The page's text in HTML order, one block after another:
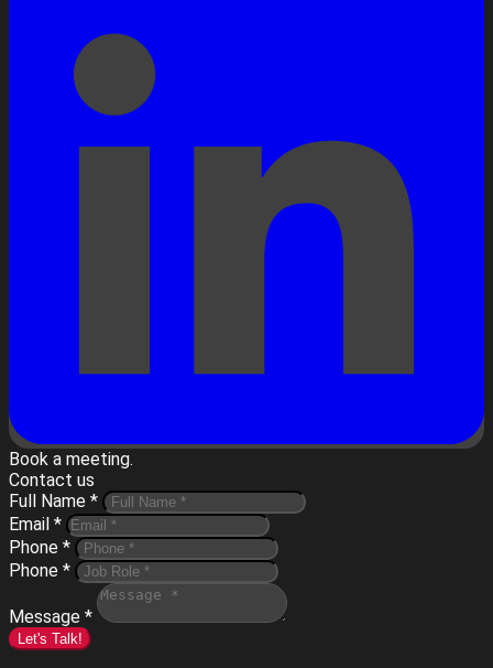
Book a meeting.
Contact us
Full Name *
Email *
Phone *
Phone *
Message *
Let's Talk!